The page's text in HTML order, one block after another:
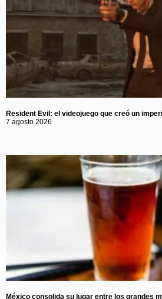
Resident Evil: el videojuego que creó un
7 agosto 2026
México consolida su lugar entre los grandes